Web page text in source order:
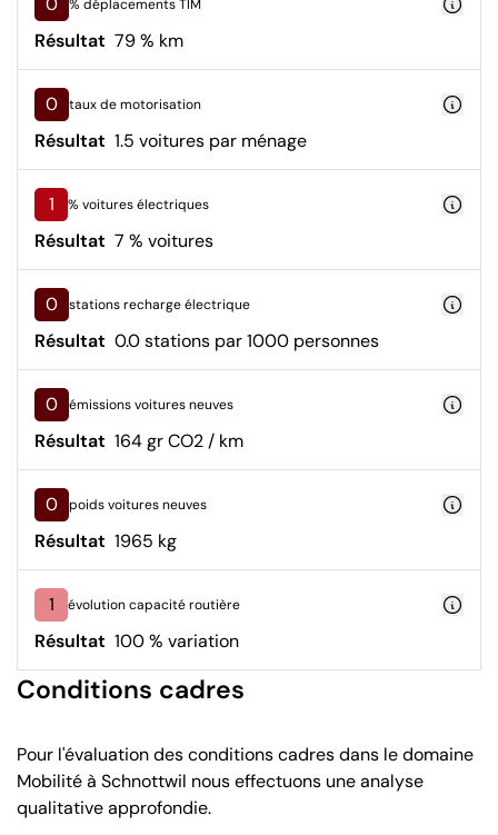
% déplacements TIM
Résultat 79 % km
0 taux de motorisation
Résultat 1.5 voitures par ménage
1 % voitures électriques
Résultat 7 % voitures
0 stations recharge électrique
Résultat 0.0 stations par 1000 personnes
0 émissions voitures neuves
Résultat 164 gr CO2 / km
0 poids voitures neuves
Résultat 1965 kg
1 évolution capacité routière
Résultat 100 % variation
Conditions cadres
Pour l'évaluation des conditions cadres dans le domaine
Mobilité à Schnottwil nous effectuons une analyse
qualitative approfondie.